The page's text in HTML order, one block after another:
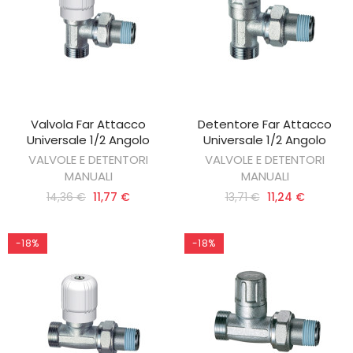
AGGIUNGI AL CARRELLO
Valvola Far Attacco
Universale 1/2 Angolo
VALVOLE E DETENTORI
MANUALI
14,36 € 11,77 €
AGGIUNGI AL CARRELLO
Detentore Far Attacco
Universale 1/2 Angolo
VALVOLE E DETENTORI
MANUALI
13,71 € 11,24 €
-18% -18%